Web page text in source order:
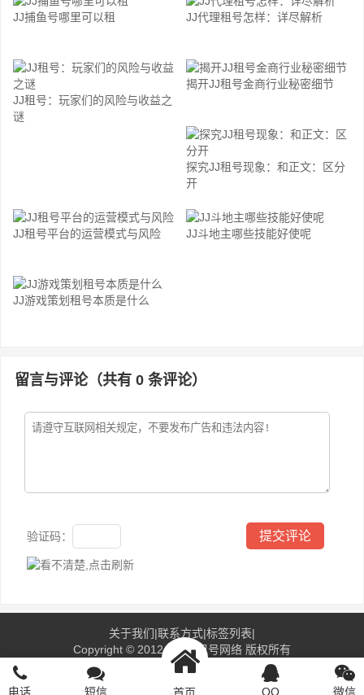
JJ捕鱼号哪里可以租 JJ代理租号怎样：详尽解析
JJ租号：玩家们的风险与收益之
谜
揭开JJ租号金商行业秘密细节
探究JJ租号现象：和正文：区分
开
JJ租号平台的运营模式与风险 JJ斗地主哪些技能好使呢
JJ游戏策划租号本质是什么
留言与评论（共有 0 条评论）
验证码：
关于我们|联系方式|标签列表|
Copyright © 2012-2016 租号网络 版权所有
备案号：
鄂ICP备2023026410号-1
统计代码
电话
短信 QQ 微信
445483